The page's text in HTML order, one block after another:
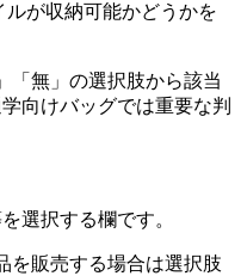
が収納可能かどうかを
「無」の選択肢から該当
向けバッグでは重要な判
選択する欄です。
を販売する場合は選択肢